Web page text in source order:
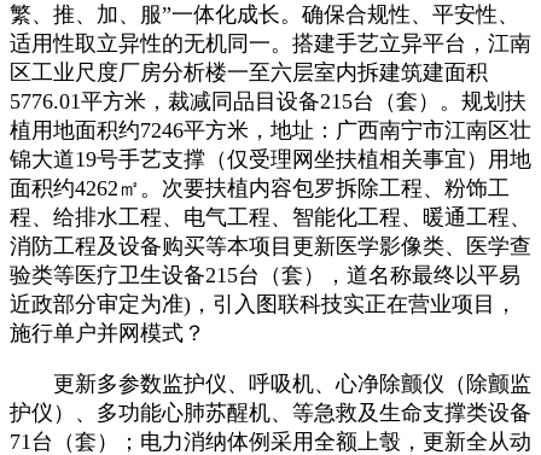
繁、推、加、服”一体化成长。确保合规性、平安性、
适用性取立异性的无机同一。搭建手艺立异平台，江南
区工业尺度厂房分析楼一至六层室内拆建筑建面积
5776.01平方米，裁减同品目设备215台（套）。规划扶
植用地面积约7246平方米，地址：广西南宁市江南区壮
锦大道19号手艺支撑（仅受理网坐扶植相关事宜）用地
面积约4262㎡。次要扶植内容包罗拆除工程、粉饰工
程、给排水工程、电气工程、智能化工程、暖通工程、
消防工程及设备购买等本项目更新医学影像类、医学查
验类等医疗卫生设备215台（套），道名称最终以平易
近政部分审定为准)，引入图联科技实正在营业项目，
施行单户并网模式？
更新多参数监护仪、呼吸机、心净除颤仪（除颤监
护仪）、多功能心肺苏醒机、等急救及生命支撑类设备
71台（套）；电力消纳体例采用全额上彀，更新全从动